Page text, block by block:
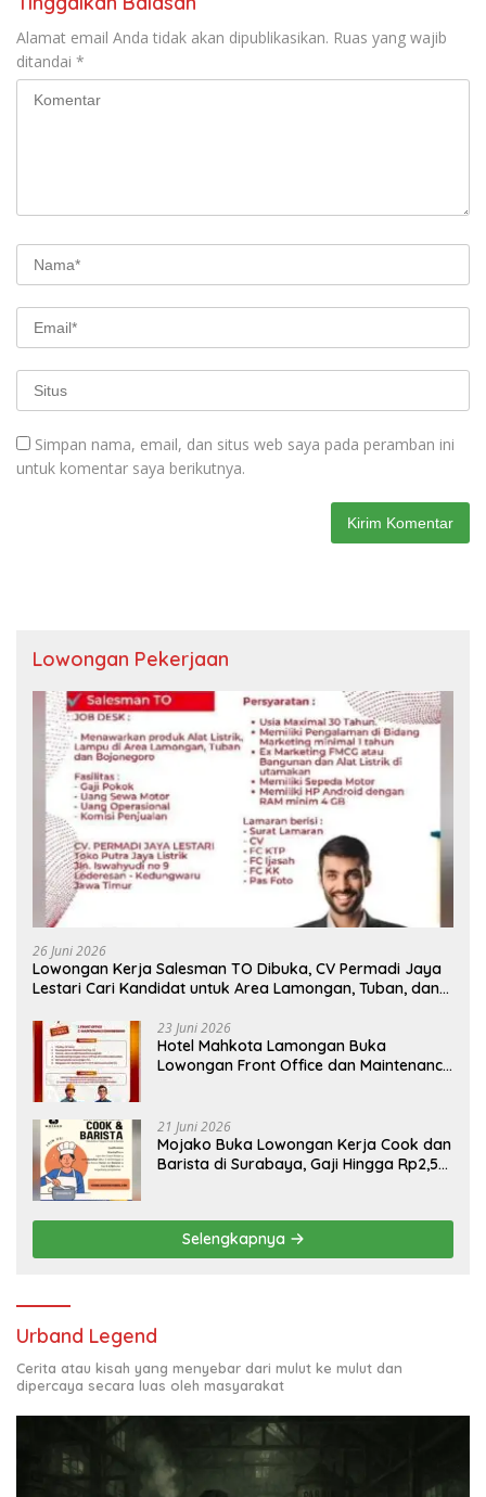
Alamat email Anda tidak akan dipublikasikan. Ruas yang wajib
ditandai *
Simpan nama, email, dan situs web saya pada peramban ini
untuk komentar saya berikutnya.
Lowongan Pekerjaan
26 Juni 2026
Lowongan Kerja Salesman TO Dibuka, CV Permadi Jaya
Lestari Cari Kandidat untuk Area Lamongan, Tuban, dan
23 Juni 2026
Hotel Mahkota Lamongan Buka
Lowongan Front Office dan Maintenance
21 Juni 2026
Mojako Buka Lowongan Kerja Cook dan
Barista di Surabaya, Gaji Hingga Rp2,5
Selengkapnya
Urband Legend
Cerita atau kisah yang menyebar dari mulut ke mulut dan
dipercaya secara luas oleh masyarakat